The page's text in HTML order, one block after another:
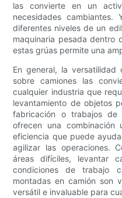
las convierte en un
necesidades cambiantes.
diferentes niveles de un
maquinaria pesada dentro
estas grúas permite una
En general, la
sobre camiones las
cualquier industria que
levantamiento de objetos
fabricación o trabajos de
ofrecen una combinación
eficiencia que puede
agilizar las operaciones.
áreas difíciles, levantar
condiciones de trabajo
montadas en camión son
versátil e invaluable para